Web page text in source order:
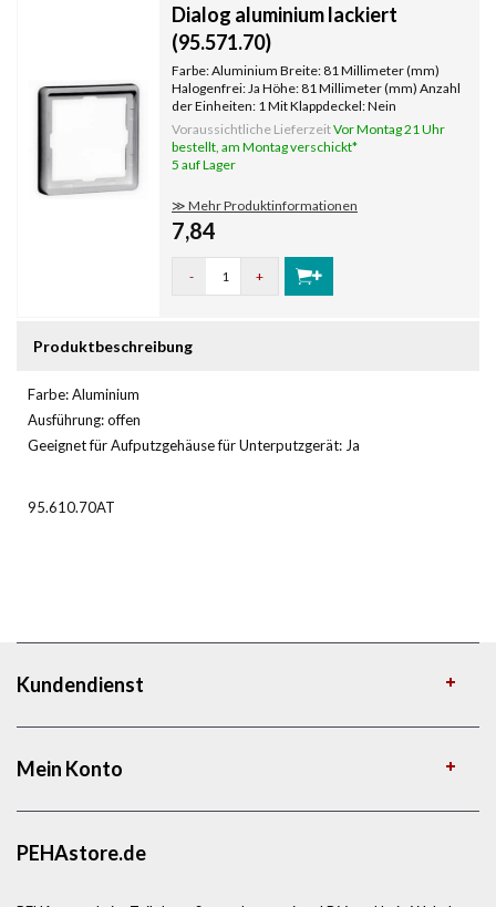
Dialog aluminium lackiert
(95.571.70)
Farbe: Aluminium Breite: 81 Millimeter (mm)
Halogenfrei: Ja Höhe: 81 Millimeter (mm) Anzahl
der Einheiten: 1 Mit Klappdeckel: Nein
Oberflächenschutz: lackiert
Textfeld/Beschriftungsfläche: Nein
Werkstoffgüte: Thermoplast Werkstoff:
Kunststoff Befesti
Voraussichtliche LieferzeitVor Montag 21 Uhr
bestellt, am Montag verschickt*
5 auf Lager
≫ Mehr Produktinformationen
7,84
- +
Produktbeschreibung
Farbe: Aluminium
Ausführung: offen
Geeignet für Aufputzgehäuse für Unterputzgerät: Ja
95.610.70AT
Kundendienst
Mein Konto
PEHAstore.de